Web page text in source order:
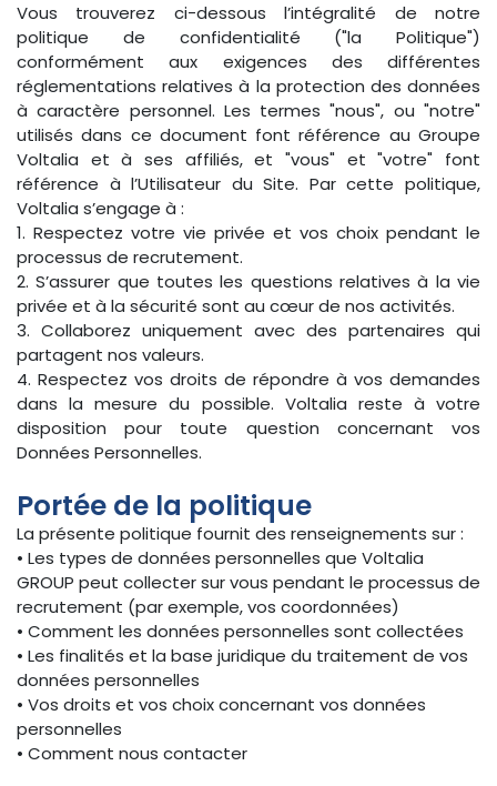
Vous trouverez ci-dessous l’intégralité de notre
politique de confidentialité ("la Politique")
conformément aux exigences des différentes
réglementations relatives à la protection des données
à caractère personnel. Les termes "nous", ou "notre"
utilisés dans ce document font référence au Groupe
Voltalia et à ses affiliés, et "vous" et "votre" font
référence à l’Utilisateur du Site. Par cette politique,
Voltalia s’engage à :
1. Respectez votre vie privée et vos choix pendant le
processus de recrutement.
2. S’assurer que toutes les questions relatives à la vie
privée et à la sécurité sont au cœur de nos activités.
3. Collaborez uniquement avec des partenaires qui
partagent nos valeurs.
4. Respectez vos droits de répondre à vos demandes
dans la mesure du possible. Voltalia reste à votre
disposition pour toute question concernant vos
Données Personnelles.
Portée de la politique
La présente politique fournit des renseignements sur :
• Les types de données personnelles que Voltalia
GROUP peut collecter sur vous pendant le processus de
recrutement (par exemple, vos coordonnées)
• Comment les données personnelles sont collectées
• Les finalités et la base juridique du traitement de vos
données personnelles
• Vos droits et vos choix concernant vos données
personnelles
• Comment nous contacter